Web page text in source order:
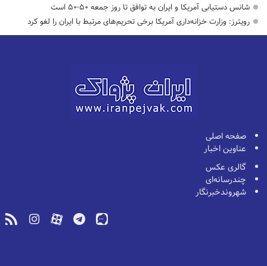
شانس دستیابی آمریکا و ایران به توافق تا روز جمعه ۵۰-۵۰ است
رویترز: وزارت خزانه‌داری آمریکا برخی تحریم‌های مرتبط با ایران را لغو کرد
صفحه اصلی
عناوین اخبار
گالری عکس
چندرسانه‌ای
شهروندخبرنگار